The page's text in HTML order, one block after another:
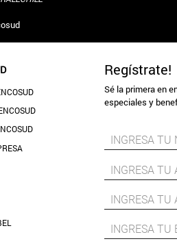
Regístrate!
Sé la primera en
especiales y